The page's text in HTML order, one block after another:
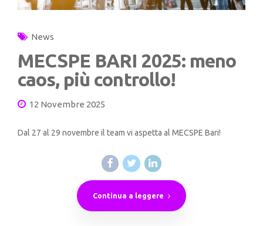
News
MECSPE BARI 2025: meno
caos, più controllo!
12 Novembre 2025
Dal 27 al 29 novembre il team vi aspetta al MECSPE Bari!
Continua a leggere